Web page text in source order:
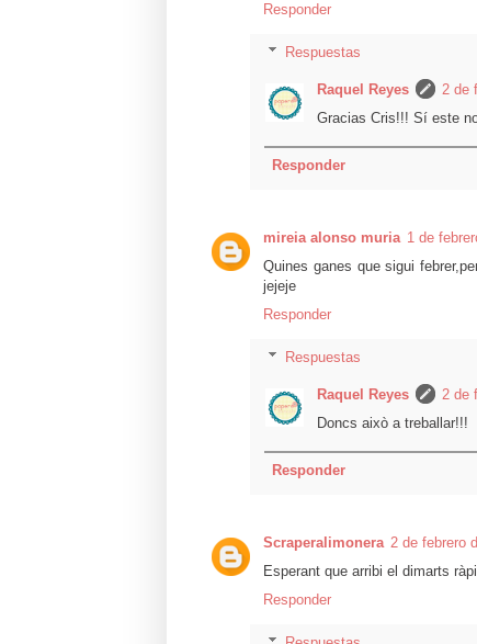
Responder
Respuestas
Raquel Reyes
2 de
Gracias Cris!!! Sí este
Responder
mireia alonso muria 1 de
Quines ganes que sigui
jejeje
Responder
Respuestas
Raquel Reyes
2 de
Doncs això a treballar!!!
Responder
Scraperalimonera 2 de febrero
Esperant que arribi el dimarts
Responder